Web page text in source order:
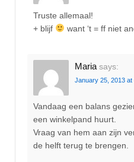
Truste allemaal!
+ blijf
want ‘t = ff niet
Maria says:
January 25, 2013 at
Vandaag een balans
een winkelpand huurt.
Vraag van hem aan zijn
de helft terug te brengen.